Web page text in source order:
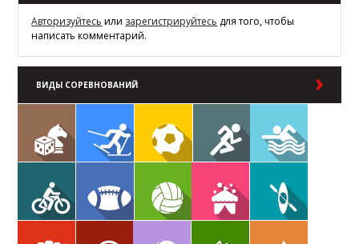
Авторизуйтесь или зарегистрируйтесь для того, чтобы
написать комментарий.
ВИДЫ СОРЕВНОВАНИЙ